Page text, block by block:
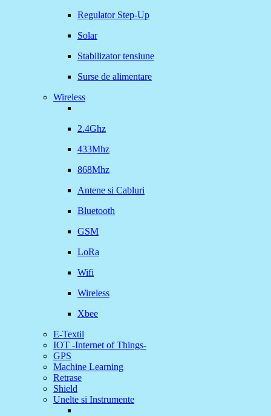
Regulator Step-Up
Solar
Stabilizator tensiune
Surse de alimentare
Wireless
2.4Ghz
433Mhz
868Mhz
Antene si Cabluri
Bluetooth
GSM
LoRa
Wifi
Wireless
Xbee
E-Textil
IOT -Internet of Things-
GPS
Machine Learning
Retrase
Shield
Unelte si Instrumente